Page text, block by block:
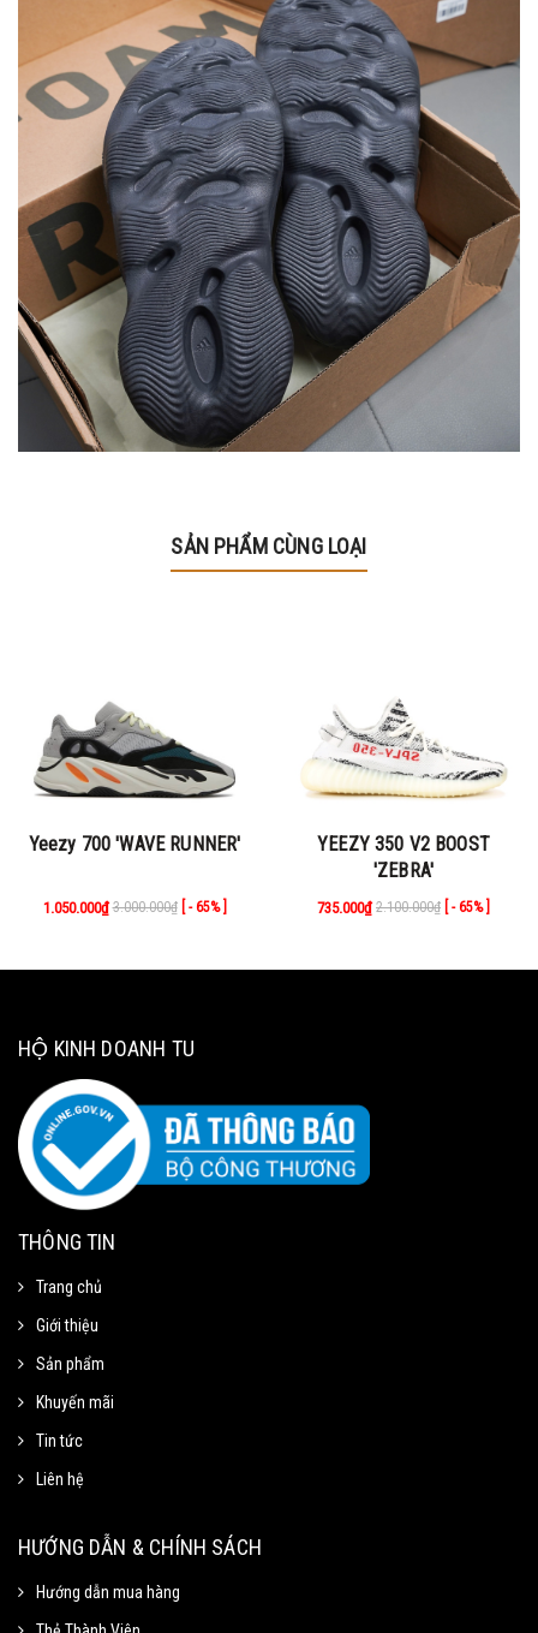
SẢN PHẨM CÙNG LOẠI
Yeezy 700 'WAVE RUNNER'
1.050.000₫ 3.000.000₫ [ - 65% ]
YEEZY 350 V2 BOOST
'ZEBRA'
735.000₫ 2.100.000₫ [ - 65% ]
HỘ KINH DOANH TU
THÔNG TIN
Trang chủ
Giới thiệu
Sản phẩm
Khuyến mãi
Tin tức
Liên hệ
HƯỚNG DẪN & CHÍNH SÁCH
Hướng dẫn mua hàng
Mã Giảm Giá
trang thanh toán.